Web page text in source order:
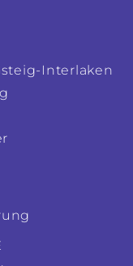
Interlaken